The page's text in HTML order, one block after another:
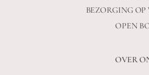
BEZORGING OP
OPEN
OVER